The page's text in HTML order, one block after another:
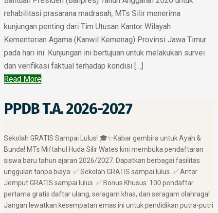
rehabilitasi prasarana madrasah, MTs Silir menerima
kunjungan penting dari Tim Utusan Kantor Wilayah
Kementerian Agama (Kanwil Kemenag) Provinsi Jawa Timur
pada hari ini. Kunjungan ini bertujuan untuk melakukan survei
dan verifikasi faktual terhadap kondisi […]
Read More
PPDB T.A. 2026-2027
​Sekolah GRATIS Sampai Lulus! 🎓✨ ​Kabar gembira untuk Ayah &
Bunda! MTs Miftahul Huda Silir Wates kini membuka pendaftaran
siswa baru tahun ajaran 2026/2027. Dapatkan berbagai fasilitas
unggulan tanpa biaya: ✅ Sekolah GRATIS sampai lulus. ✅ Antar
Jemput GRATIS sampai lulus. ✅ Bonus Khusus: 100 pendaftar
pertama gratis daftar ulang, seragam khas, dan seragam olahraga! ​
Jangan lewatkan kesempatan emas ini untuk pendidikan putra-putri